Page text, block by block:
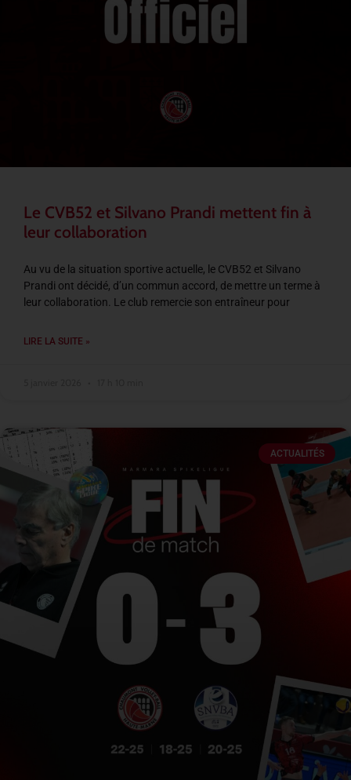
Le CVB52 et Silvano Prandi mettent fin à
leur collaboration
Au vu de la situation sportive actuelle, le CVB52 et Silvano
Prandi ont décidé, d’un commun accord, de mettre un terme à
leur collaboration. Le club remercie son entraîneur pour
LIRE LA SUITE »
ACTUALITÉS